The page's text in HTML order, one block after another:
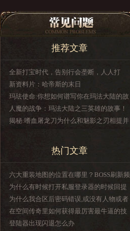
推荐文章
全新打宝时代，告别行会垄断，人人打
BOSS，就是这么简单！！
新资料片：哈帝斯的末日
玛珐使命:你想如何谱写你在玛法大陆的故
事
人魔的战争：玛法大陆之三英雄的故事！
揭秘:嗜血屠龙刀为什么和魅影之刃相提并
热门文章
六大重装地图的位置在哪里？BOSS刷新频
率是什么？都爆什么装备？
为什么有时候打开私服登录器的时候回提
示报毒？
为什么我合区后密码错误,或没有人物或者
人物进去是小号?
在空间传奇里如何获得最厉害最牛逼的技
能秘籍
登陆器出现闪退怎么办